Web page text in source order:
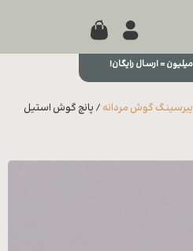
0
پیرسینگ گوش مردانه / پانچ گوش استیل